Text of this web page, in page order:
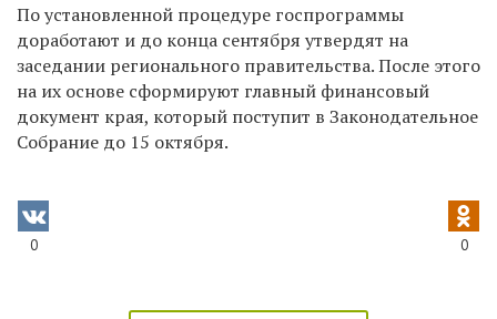
По установленной процедуре госпрограммы
доработают и до конца сентября утвердят на
заседании регионального правительства. После этого
на их основе сформируют главный финансовый
документ края, который поступит в Законодательное
Собрание до 15 октября.
0 0